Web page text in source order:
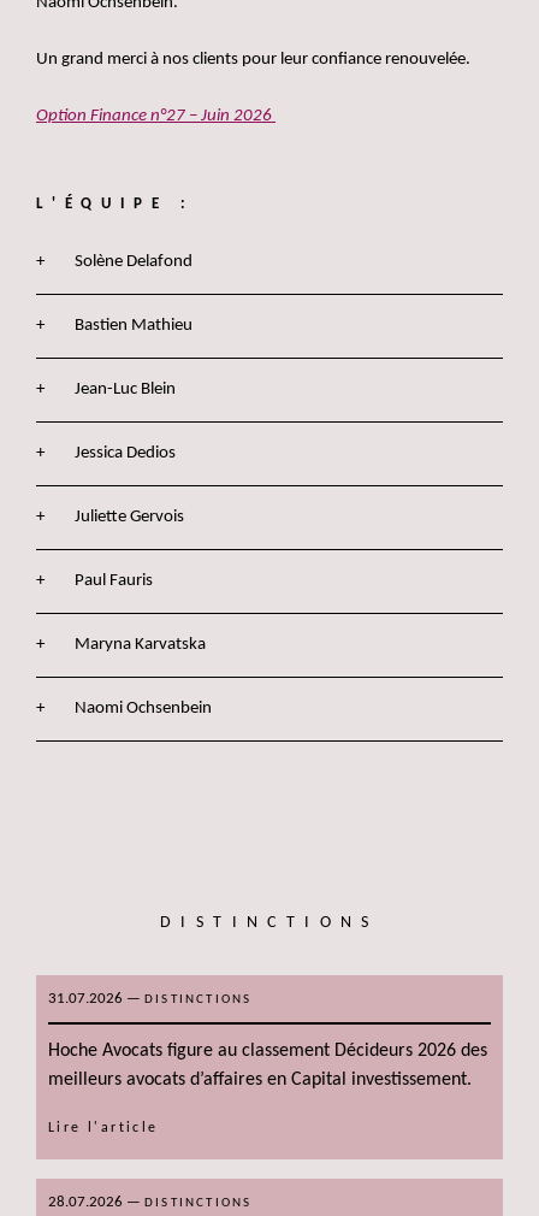
Un grand merci à nos clients pour leur confiance renouvelée.
Option Finance n°27 – Juin 2026
L'ÉQUIPE :
Solène Delafond
Bastien Mathieu
Jean-Luc Blein
Jessica Dedios
Juliette Gervois
Paul Fauris
Maryna Karvatska
Naomi Ochsenbein
DISTINCTIONS
31.07.2026 — DISTINCTIONS
Hoche Avocats figure au classement Décideurs 2026 des
meilleurs avocats d’affaires en Capital investissement.
Lire l'article
28.07.2026 — DISTINCTIONS